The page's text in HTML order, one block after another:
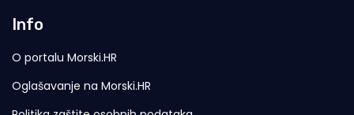
Info
O portalu Morski.HR
Oglašavanje na Morski.HR